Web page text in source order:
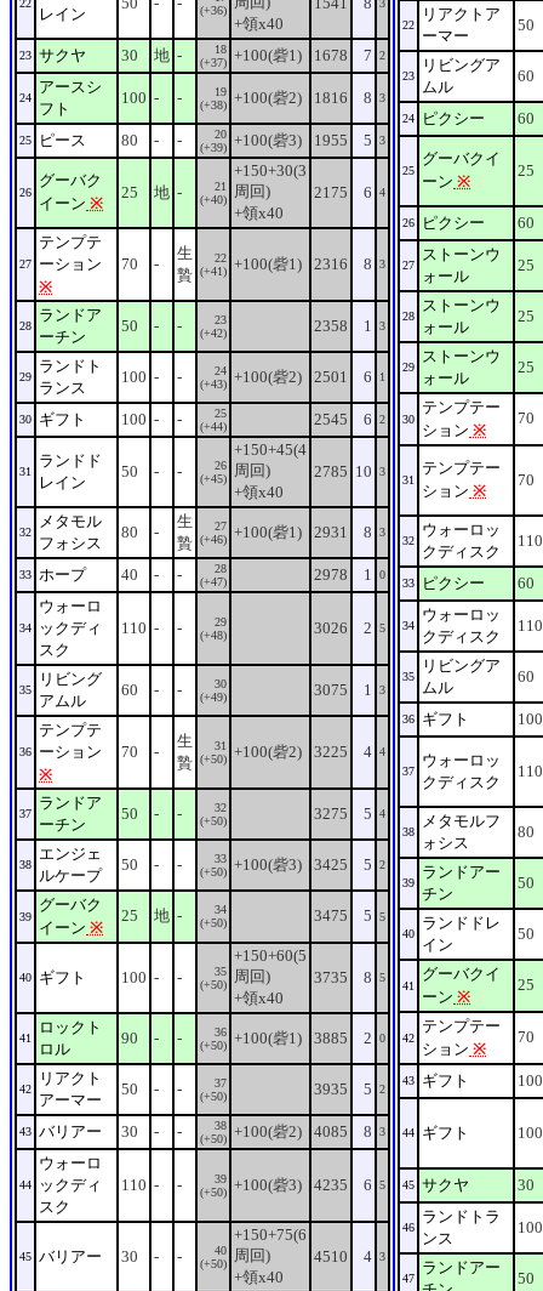
22
レイン
(+36)
+領x40
3
23 サクヤ 30 地 -
18
(+37) +100(砦1) 1678 7 2
24
アースシ
フト
100 - -
19
(+38) +100(砦2) 1816 8 3
25 ピース 80 - -
20
(+39) +100(砦3) 1955 5 3
26
グーバク
イーン ※
25 地 -
21
(+40)
+150+30(3
周回)
+領x40
2175 6 4
27
テンプテ
ーション
※
70 -
生
贄
22
(+41) +100(砦1) 2316 8 3
28
ランドア
ーチン
50 - -
23
(+42)
2358 1 3
29
ランドト
ランス
100 - -
24
(+43) +100(砦2) 2501 6 1
30 ギフト 100 - -
25
(+44)
2545 6 2
31
ランドド
レイン
50 - -
26
(+45)
+150+45(4
周回)
+領x40
2785 10 3
32
メタモル
フォシス
80 -
生
贄
27
(+46) +100(砦1) 2931 8 3
33 ホープ 40 - -
28
(+47)
2978 1 0
34
ウォーロ
ックディ
スク
110 - -
29
(+48)
3026 2 5
35
リビング
アムル
60 - -
30
(+49)
3075 1 3
36
テンプテ
ーション
※
70 -
生
贄
31
(+50) +100(砦2) 3225 4 4
37
ランドア
ーチン
50 - -
32
(+50)
3275 5 4
38
エンジェ
ルケープ
50 - -
33
(+50) +100(砦3) 3425 5 2
39
グーバク
イーン ※
25 地 -
34
(+50)
3475 5 5
40 ギフト 100 - -
35
(+50)
+150+60(5
周回)
+領x40
3735 8 5
41
ロックト
ロル
90 - -
36
(+50) +100(砦1) 3885 2 0
42
リアクト
アーマー
50 - -
37
(+50)
3935 5 2
43 バリアー 30 - -
38
(+50) +100(砦2) 4085 8 3
44
ウォーロ
ックディ
スク
110 - -
39
(+50) +100(砦3) 4235 6 5
45 バリアー 30 - -
40
(+50)
+150+75(6
周回)
+領x40
4510 4 3
22
リアクトア
ーマー
50
23
リビングア
ムル
60
24 ピクシー 60
25
グーバクイ
ーン ※
25
26 ピクシー 60
27
ストーンウ
ォール
25
28
ストーンウ
ォール
25
29
ストーンウ
ォール
25
30
テンプテー
ション ※
70
31
テンプテー
ション ※
70
32
ウォーロッ
クディスク
110
33 ピクシー 60
34
ウォーロッ
クディスク
110
35
リビングア
ムル
60
36 ギフト 100
37
ウォーロッ
クディスク
110
38
メタモルフ
ォシス
80
39
ランドアー
チン
50
40
ランドドレ
イン
50
41
グーバクイ
ーン ※
25
42
テンプテー
ション ※
70
43 ギフト 100
44 ギフト 100
45 サクヤ 30
46
ランドトラ
ンス
100
47
ランドアー
50